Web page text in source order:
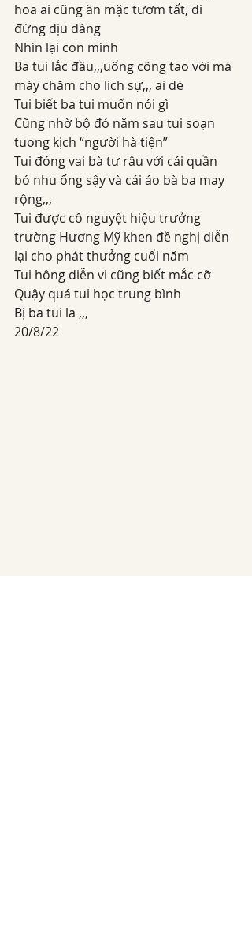
hoa ai cũng ăn mặc tươm tất, đi
đứng dịu dàng
Nhìn lại con mình
Ba tui lắc đầu,,,uống công tao với má
mày chăm cho lich sự,,, ai dè
Tui biết ba tui muốn nói gì
Cũng nhờ bộ đó năm sau tui soạn
tuong kịch “người hà tiện”
Tui đóng vai bà tư râu với cái quần
bó nhu ống sậy và cái áo bà ba may
rộng,,,
Tui được cô nguyệt hiệu trưởng
trường Hương Mỹ khen đề nghị diễn
lại cho phát thưởng cuối năm
Tui hông diễn vi cũng biết mắc cỡ
Quậy quá tui học trung bình
Bị ba tui la ,,,
20/8/22